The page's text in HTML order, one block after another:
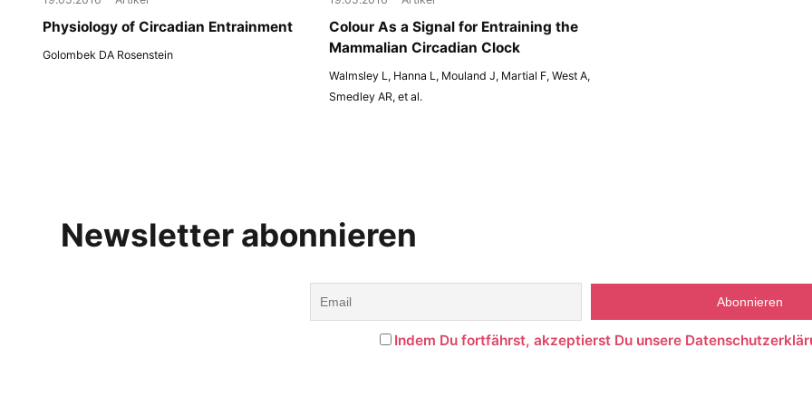
Physiology of Circadian Entrainment
Golombek DA Rosenstein
Colour As a Signal for Entraining the
Mammalian Circadian Clock
Walmsley L, Hanna L, Mouland J, Martial F, West A,
Smedley AR, et al.
Newsletter abonnieren
Indem Du fortfährst, akzeptierst Du unsere